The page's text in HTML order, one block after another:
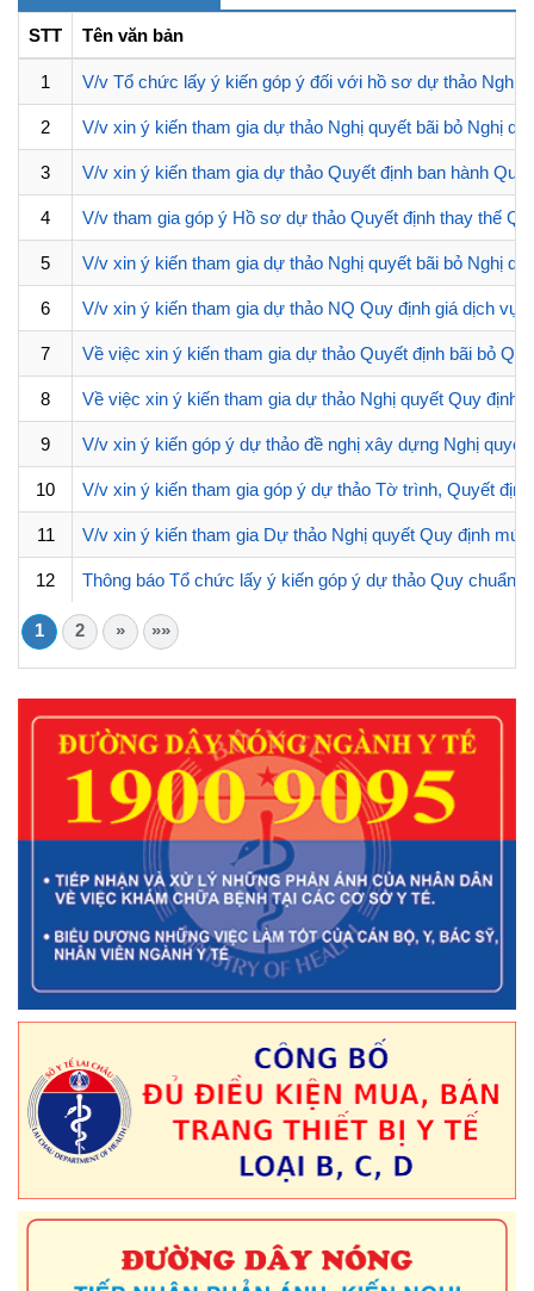
STT Tên văn bản
1 V/v Tổ chức lấy ý kiến góp ý đối với hồ sơ dự thảo Nghị
2 V/v xin ý kiến tham gia dự thảo Nghị quyết bãi bỏ Nghị
3 V/v xin ý kiến tham gia dự thảo Quyết định ban hành
4 V/v tham gia góp ý Hồ sơ dự thảo Quyết định thay thế
5 V/v xin ý kiến tham gia dự thảo Nghị quyết bãi bỏ Nghị
6 V/v xin ý kiến tham gia dự thảo NQ Quy định giá dịch vụ
7 Về việc xin ý kiến tham gia dự thảo Quyết định bãi bỏ
8 Về việc xin ý kiến tham gia dự thảo Nghị quyết Quy định
9 V/v xin ý kiến góp ý dự thảo đề nghị xây dựng Nghị
10 V/v xin ý kiến tham gia góp ý dự thảo Tờ trình, Quyết
11 V/v xin ý kiến tham gia Dự thảo Nghị quyết Quy định
12 Thông báo Tổ chức lấy ý kiến góp ý dự thảo Quy chuẩn
1 2 » »»